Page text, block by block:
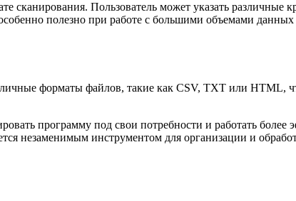
сканирования. Пользователь может указать различные
полезно при работе с большими объемами
форматы файлов, такие как CSV, TXT или HTML,
программу под свои потребности и работать более
незаменимым инструментом для организации и